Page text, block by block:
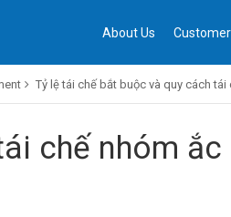
About Us
Tỷ lệ tái chế bắt buộc và quy cách
chế nhóm